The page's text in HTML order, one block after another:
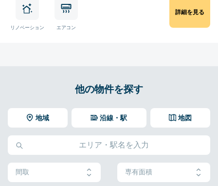
リノベーション エアコン
詳細を見る
他の物件を探す
地域 地図
沿線・駅
間取 専有面積